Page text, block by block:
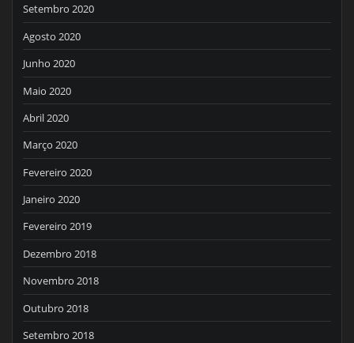
Setembro 2020
Agosto 2020
Junho 2020
Maio 2020
Abril 2020
Março 2020
Fevereiro 2020
Janeiro 2020
Fevereiro 2019
Dezembro 2018
Novembro 2018
Outubro 2018
Setembro 2018